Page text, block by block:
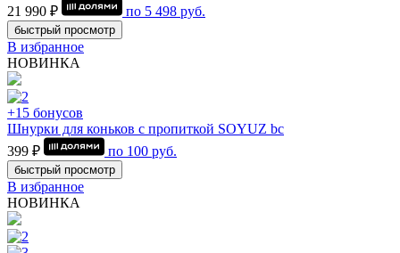
21 990 ₽ по 5 498 руб.
быстрый просмотр
В избранное
НОВИНКА
+15 бонусов
Шнурки для коньков с пропиткой SOYUZ bc
399 ₽
по 100 руб.
быстрый просмотр
В избранное
НОВИНКА